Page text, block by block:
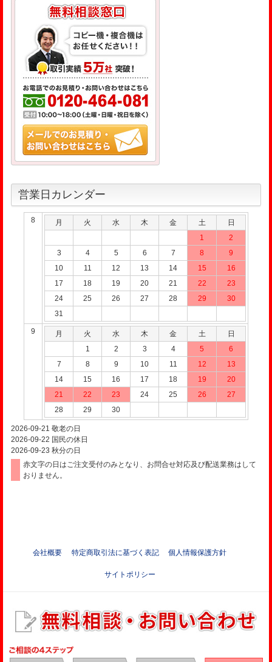
営業日カレンダー
8 月 火 水 木 金 土
日
1
2
3
4 5 6 7 8
9
10
11 12 13 14 15
16
17
18 19 20 21 22
23
24
25 26 27 28 29
30
31
9 月 火 水 木 金 土
日
1
2 3 4 5
6
7
8 9 10 11 12
13
14
15 16 17 18 19
20
21
22 23 24 25 26
27
28
29 30
2026-09-21 敬老の日
2026-09-22 国民の休日
2026-09-23 秋分の日
赤文字の日はご注文受付のみとなり、お問合せ対応及び配送業務はして
おりません。
会社概要 特定商取引法に基づく表記 個人情報保護方針
サイトポリシー